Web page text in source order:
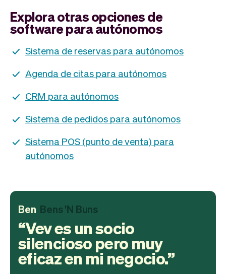
Explora otras opciones de
software para autónomos
Sistema de reservas para autónomos
Agenda de citas para autónomos
CRM para autónomos
Sistema de pedidos para autónomos
Sistema POS (punto de venta) para
autónomos
Ben Bens 'N Buns
Vev es un socio
silencioso pero muy
eficaz en mi negocio.